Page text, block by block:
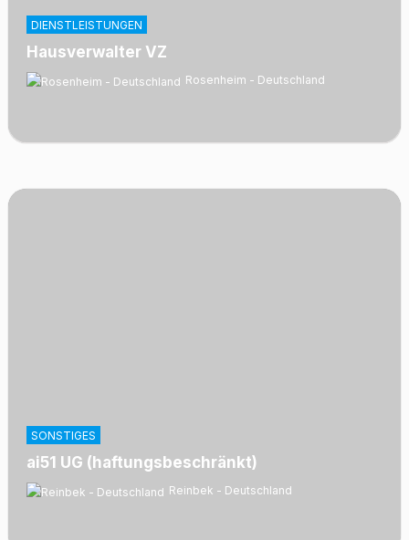
DIENSTLEISTUNGEN
Hausverwalter VZ
Rosenheim - Deutschland
SONSTIGES
ai51 UG (haftungsbeschränkt)
Reinbek - Deutschland